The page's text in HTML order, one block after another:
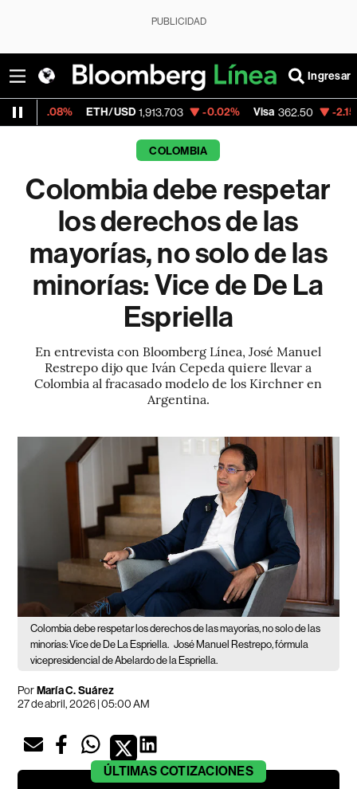
PUBLICIDAD
Ingresar
ETH/USD 1,913.703 -0.02% Visa 362.50 -2.15%
COLOMBIA
Colombia debe respetar
los derechos de las
mayorías, no solo de las
minorías: Vice de De La
Espriella
En entrevista con Bloomberg Línea, José Manuel
Restrepo dijo que Iván Cepeda quiere llevar a
Colombia al fracasado modelo de los Kirchner en
Argentina.
Colombia debe respetar los derechos de las mayorías, no solo de las
minorías: Vice de De La Espriella. José Manuel Restrepo, fórmula
vicepresidencial de Abelardo de la Espriella.
PorMaría C. Suárez
27 de abril, 2026 | 05:00 AM
ÚLTIMAS COTIZACIONES